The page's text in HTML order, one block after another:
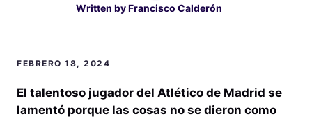
Written byFrancisco Calderón
FEBRERO 18, 2024
El talentoso jugador del Atlético de Madrid se
lamentó porque las cosas no se dieron como